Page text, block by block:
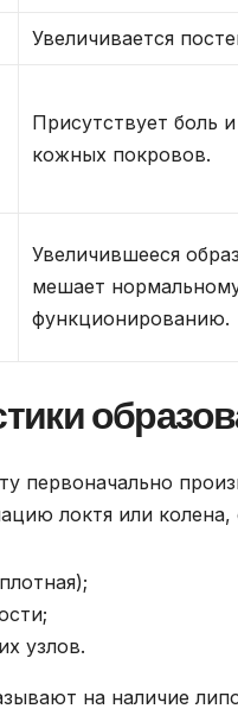
Увеличивается
Присутствует боль
кожных покровов.
Увеличившееся
мешает
функционированию.
первоначально
локтя или колена,
узлов.
на наличие